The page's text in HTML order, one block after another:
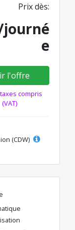
Prix dès:
journé
e
l'offre
compris
(VAT)
(CDW)